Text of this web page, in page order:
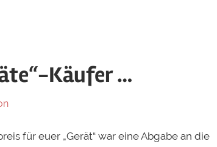
Käufer …
für euer „Gerät“ war eine Abgabe an die